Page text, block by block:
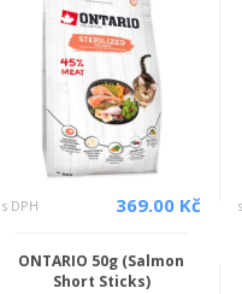
s DPH 369.00 Kč
ONTARIO 50g (Salmon
Short Sticks)